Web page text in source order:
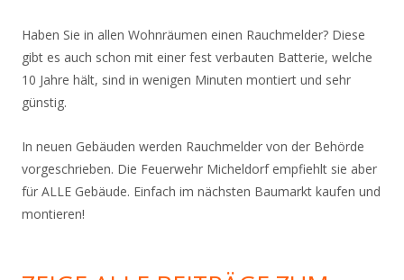
Haben Sie in allen Wohnräumen einen Rauchmelder? Diese
gibt es auch schon mit einer fest verbauten Batterie, welche
10 Jahre hält, sind in wenigen Minuten montiert und sehr
günstig.
In neuen Gebäuden werden Rauchmelder von der Behörde
vorgeschrieben. Die Feuerwehr Micheldorf empfiehlt sie aber
für ALLE Gebäude. Einfach im nächsten Baumarkt kaufen und
montieren!